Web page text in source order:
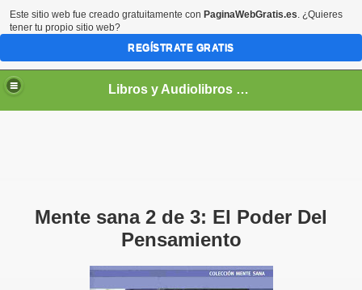
Libros y Audiolibros Para emprendedores
Mente sana 2 de 3: El Poder Del
Pensamiento
Este sitio web fue creado gratuitamente con PaginaWebGratis.es. ¿Quieres
tener tu propio sitio web?
REGÍSTRATE GRATIS